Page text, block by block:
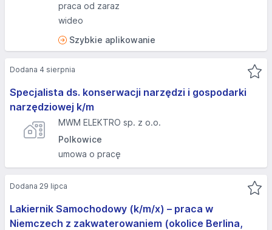
praca od zaraz
wideo
Szybkie aplikowanie
Specjalista ds. konserwacji narzędzi i gospodarki
narzędziowej k/m
MWM ELEKTRO sp. z o.o.
Polkowice
umowa o pracę
Dodana 4 sierpnia
Lakiernik Samochodowy (k/m/x) – praca w
Niemczech z zakwaterowaniem (okolice Berlina,
Dodana 29 lipca